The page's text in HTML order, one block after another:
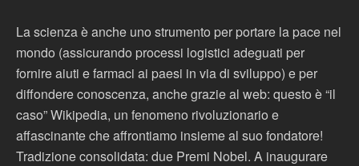
La scienza è anche uno strumento per portare la pace nel
mondo (assicurando processi logistici adeguati per
fornire aiuti e farmaci ai paesi in via di sviluppo) e per
diffondere conoscenza, anche grazie al web: questo è “il
caso” Wikipedia, un fenomeno rivoluzionario e
affascinante che affrontiamo insieme al suo fondatore!
Tradizione consolidata: due Premi Nobel. A inaugurare